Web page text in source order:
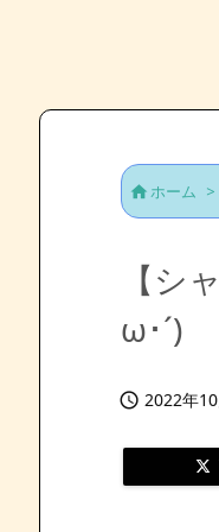
ホーム >
【シ
ω･´)
 2022年